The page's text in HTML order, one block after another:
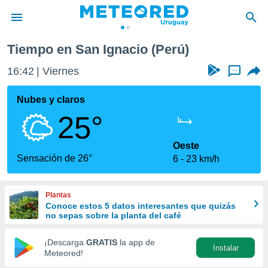
de
ha
calidad.
a este
las
y
forma
digital
basada
Tiempo en San Ignacio (Perú)
16:42 Viernes ...
Nubes y claros
25°
Sensación de 26°
Oeste
6
23 km/h
Plantas
Conoce estos 5 datos interesantes que quizás
no sepas sobre la planta del café
¡Descarga GRATIS la app de
Meteored!
Instalar